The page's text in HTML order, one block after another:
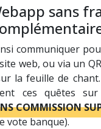
sans
communiquer
web, ou via un
la feuille de
ces quêtes
COMMISSION
vote banque).